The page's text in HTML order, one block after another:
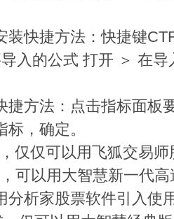
装快捷方法：快捷键
入的公式 打开 ＞ 在
捷方法：点击指标面板
，确定。
仅仅可以用飞狐交易
可以用大智慧新一代
分析家股票软件引入使